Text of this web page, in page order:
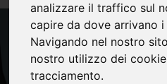
analizzare il traffico sul
capire da dove arrivano
Navigando nel nostro
nostro utilizzo dei
tracciamento.